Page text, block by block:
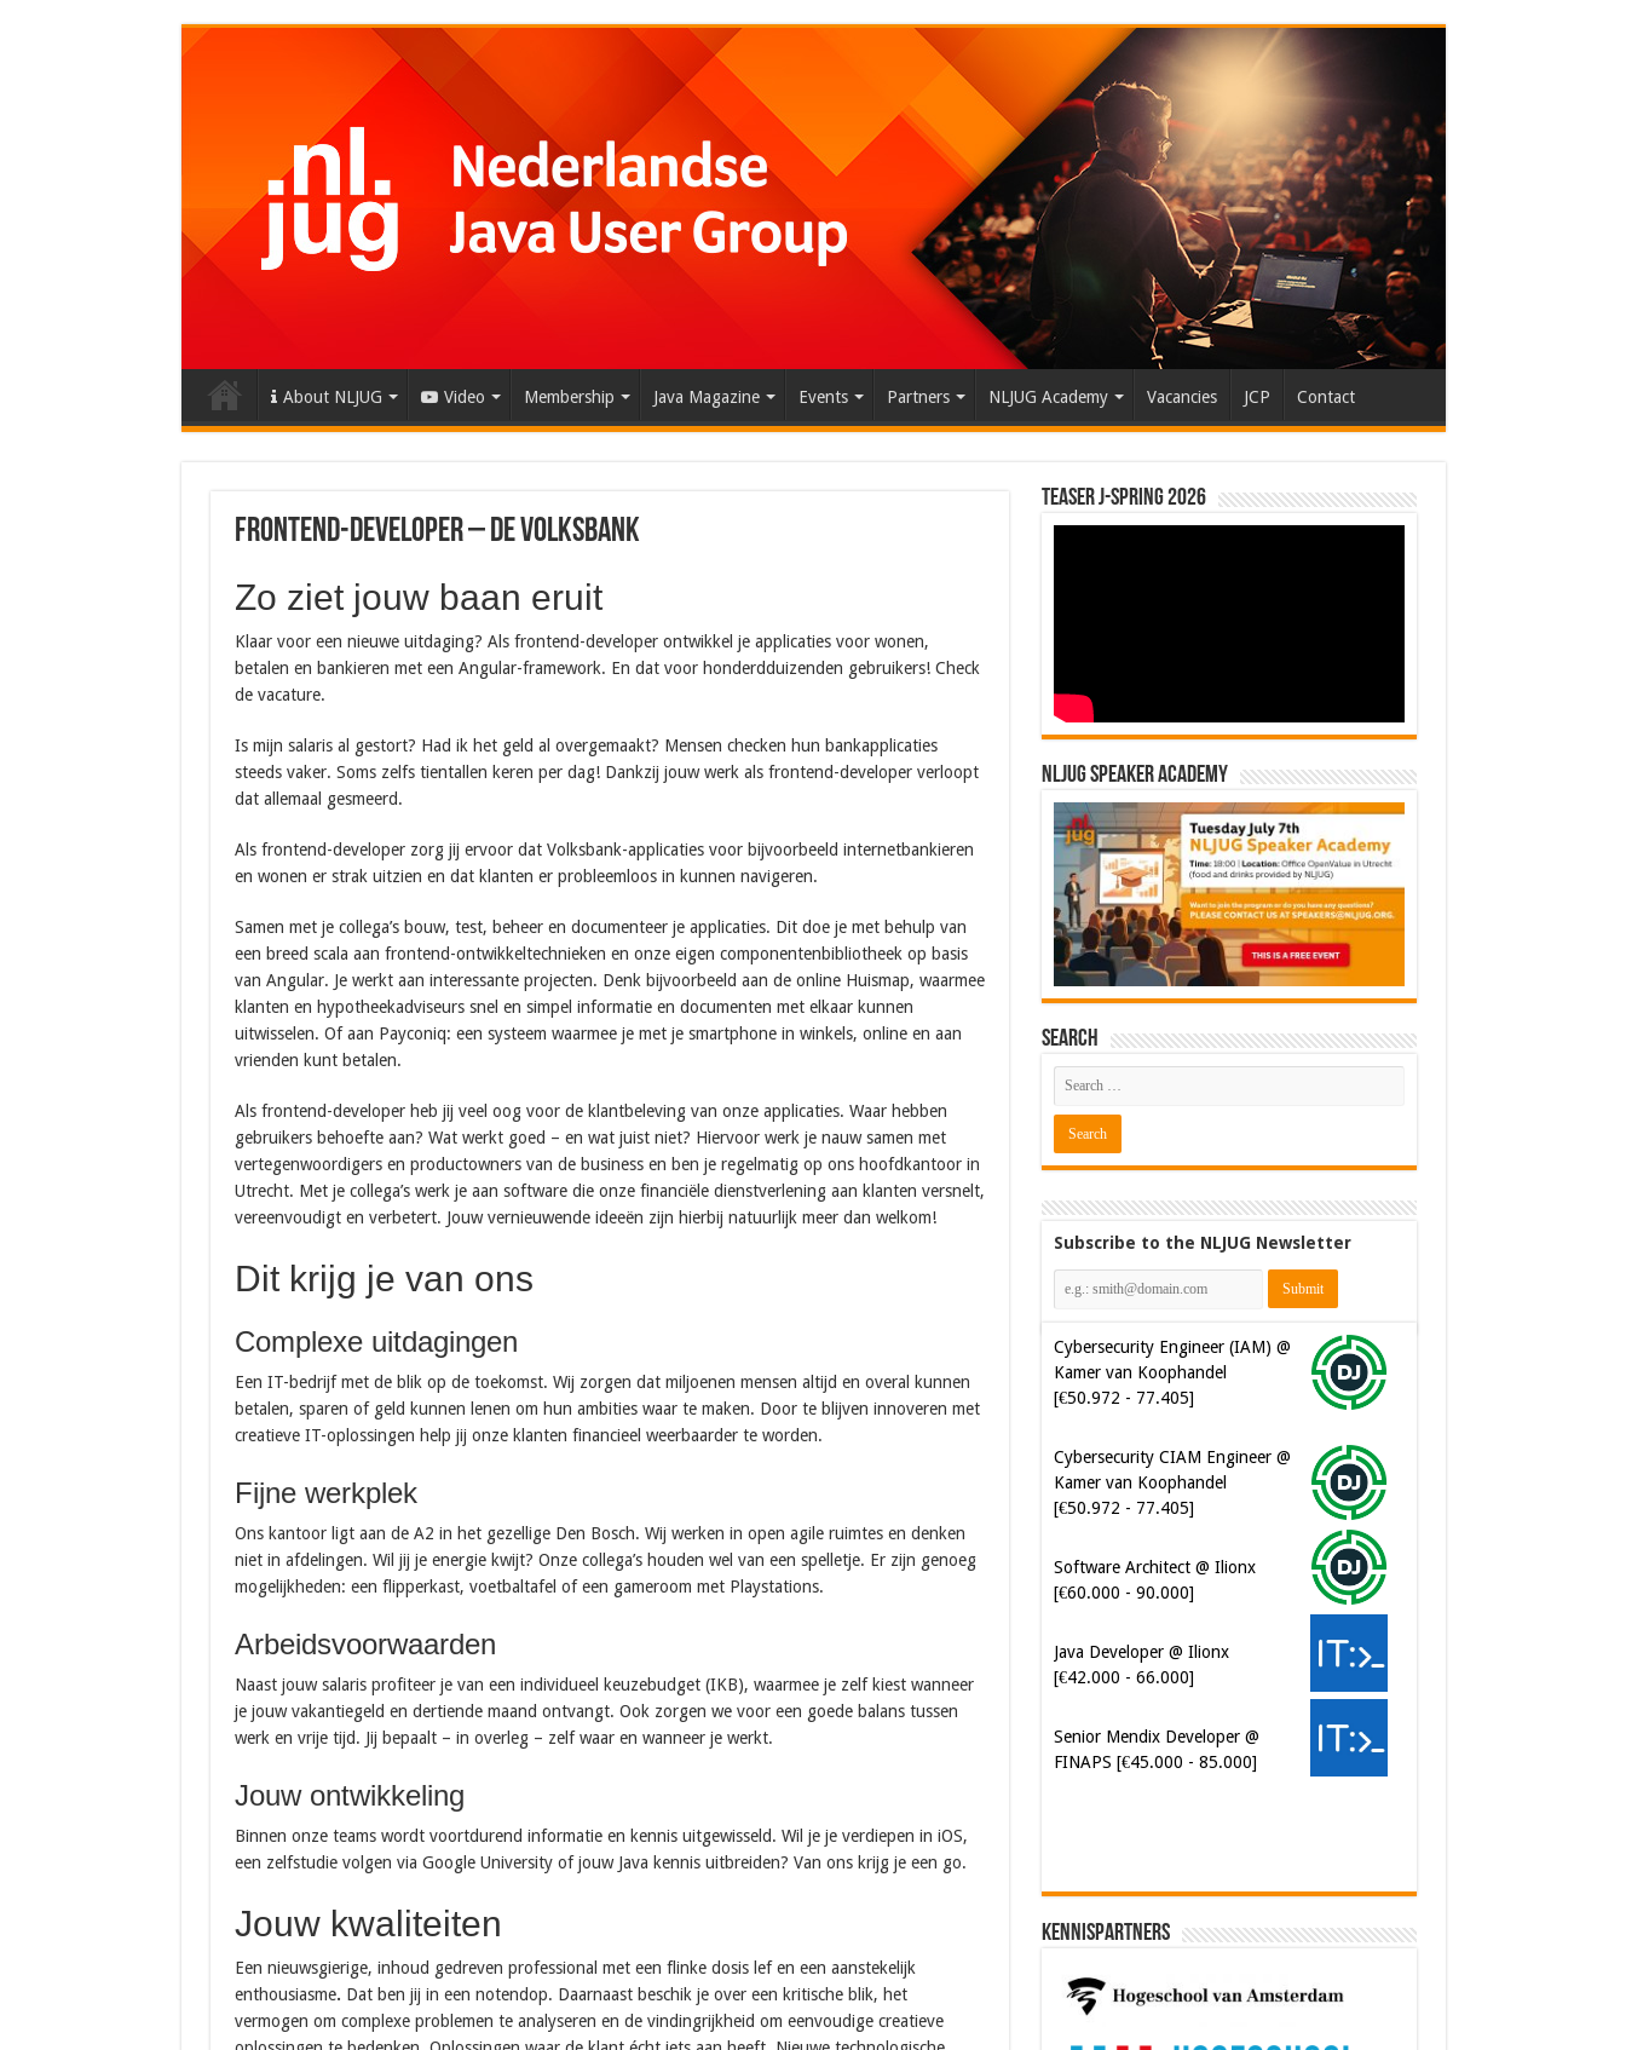
About NLJUG Video Membership Java Magazine Events Partners NLJUG Academy Vacancies JCP Contact
Frontend-developer – De Volksbank
Zo ziet jouw baan eruit
Klaar voor een nieuwe uitdaging? Als frontend-developer ontwikkel je applicaties voor wonen,
betalen en bankieren met een Angular-framework. En dat voor honderdduizenden gebruikers! Check
de vacature.
Is mijn salaris al gestort? Had ik het geld al overgemaakt? Mensen checken hun bankapplicaties
steeds vaker. Soms zelfs tientallen keren per dag! Dankzij jouw werk als frontend-developer verloopt
dat allemaal gesmeerd.
Als frontend-developer zorg jij ervoor dat Volksbank-applicaties voor bijvoorbeeld internetbankieren
en wonen er strak uitzien en dat klanten er probleemloos in kunnen navigeren.
Samen met je collega’s bouw, test, beheer en documenteer je applicaties. Dit doe je met behulp van
een breed scala aan frontend-ontwikkeltechnieken en onze eigen componentenbibliotheek op basis
van Angular. Je werkt aan interessante projecten. Denk bijvoorbeeld aan de online Huismap, waarmee
klanten en hypotheekadviseurs snel en simpel informatie en documenten met elkaar kunnen
uitwisselen. Of aan Payconiq: een systeem waarmee je met je smartphone in winkels, online en aan
vrienden kunt betalen.
Als frontend-developer heb jij veel oog voor de klantbeleving van onze applicaties. Waar hebben
gebruikers behoefte aan? Wat werkt goed – en wat juist niet? Hiervoor werk je nauw samen met
vertegenwoordigers en productowners van de business en ben je regelmatig op ons hoofdkantoor in
Utrecht. Met je collega’s werk je aan software die onze financiële dienstverlening aan klanten versnelt,
vereenvoudigt en verbetert. Jouw vernieuwende ideeën zijn hierbij natuurlijk meer dan welkom!
Dit krijg je van ons
Complexe uitdagingen
Een IT-bedrijf met de blik op de toekomst. Wij zorgen dat miljoenen mensen altijd en overal kunnen
betalen, sparen of geld kunnen lenen om hun ambities waar te maken. Door te blijven innoveren met
creatieve IT-oplossingen help jij onze klanten financieel weerbaarder te worden.
Fijne werkplek
Ons kantoor ligt aan de A2 in het gezellige Den Bosch. Wij werken in open agile ruimtes en denken
niet in afdelingen. Wil jij je energie kwijt? Onze collega’s houden wel van een spelletje. Er zijn genoeg
mogelijkheden: een flipperkast, voetbaltafel of een gameroom met Playstations.
Arbeidsvoorwaarden
Naast jouw salaris profiteer je van een individueel keuzebudget (IKB), waarmee je zelf kiest wanneer
je jouw vakantiegeld en dertiende maand ontvangt. Ook zorgen we voor een goede balans tussen
werk en vrije tijd. Jij bepaalt – in overleg – zelf waar en wanneer je werkt.
Jouw ontwikkeling
Binnen onze teams wordt voortdurend informatie en kennis uitgewisseld. Wil je je verdiepen in iOS,
een zelfstudie volgen via Google University of jouw Java kennis uitbreiden? Van ons krijg je een go.
Jouw kwaliteiten
Een nieuwsgierige, inhoud gedreven professional met een flinke dosis lef en een aanstekelijk
enthousiasme. Dat ben jij in een notendop. Daarnaast beschik je over een kritische blik, het
vermogen om complexe problemen te analyseren en de vindingrijkheid om eenvoudige creatieve
Teaser J-Spring 2026
NLJUG Speaker Academy
Search
Subscribe to the NLJUG Newsletter
Cybersecurity Engineer (IAM) @
Kamer van Koophandel
[€50.972 - 77.405]
Cybersecurity CIAM Engineer @
Kamer van Koophandel
Software Architect @ Ilionx
[€60.000 - 90.000]
Java Developer @ Ilionx
[€42.000 - 66.000]
Senior Mendix Developer @
FINAPS [€45.000 - 85.000]
Kennispartners